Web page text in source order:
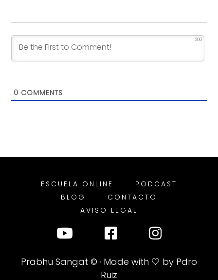
200
0 COMMENTS
ESCUELA ONLINE
PODCAST
BLOG
CONTACTO
AVISO LEGAL
Prabhu Sangat © · Made with 🤍 by Pdro
Ruiz